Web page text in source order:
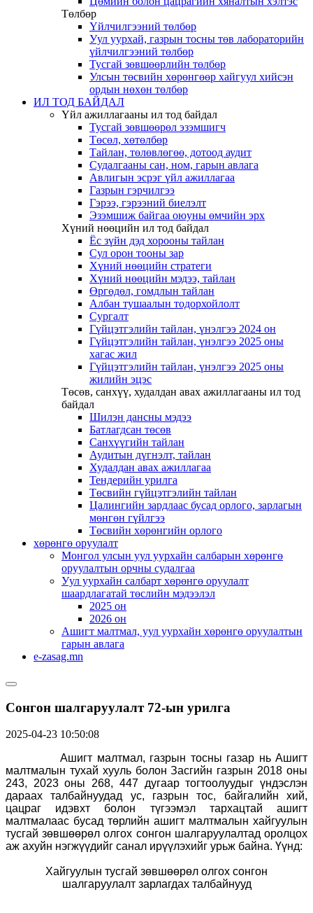
Төлбөр
Үйлчилгээний төлбөр
Уул уурхай, газрын тосны төв лабораторийн
үйлчилгээний төлбөр
Тусгай зөвшөөрлийн төлбөр
Улсын төсвийн хөрөнгөөр хайгуул хийсэн
ордын нөхөн төлбөр
ИЛ ТОД БАЙДАЛ
Үйл ажиллагааны ил тод байдал
Тусгай зөвшөөрөл эзэмшигч
Төсөл, хөтөлбөр
Тайлан, төлөвлөгөө, дотоод аудит
Судалгааны сан, ном, гарын авлага
Авлигын эсрэг үйл ажиллагаа
Газрын гэрчилгээ
Гэрээ, гэрээний биелэлт
Эзэмшиж байгаа оюуны өмчийн эрх
Хүний нөөцийн ил тод байдал
Ёс зүйн дэд хорооны тайлан
Сул орон тооны зар
Хүний нөөцийн стратеги
Хүний нөөцийн мэдээ, тайлан
Өргөдөл, гомдлын тайлан
Албан тушаалын тодорхойлолт
Сургалт
Гүйцэтгэлийн тайлан, үнэлгээ 2024 он
Гүйцэтгэлийн тайлан, үнэлгээ 2025 оны
хагас жил
Гүйцэтгэлийн тайлан, үнэлгээ 2025 оны
жилийн эцэс
Төсөв, санхүү, худалдан авах ажиллагааны ил тод
байдал
Шилэн дансны мэдээ
Батлагдсан төсөв
Санхүүгийн тайлан
Аудитын дүгнэлт, тайлан
Худалдан авах ажиллагаа
Тендерийн урилга
Төсвийн гүйцэтгэлийн тайлан
Цалингийн зардлаас бусад орлого, зарлагын
мөнгөн гүйлгээ
Төсвийн хөрөнгийн орлого
хөрөнгө оруулалт
Монгол улсын уул уурхайн салбарын хөрөнгө
оруулалтын орчны судалгаа
Уул уурхайн салбарт хөрөнгө оруулалт
шаардлагатай төслийн мэдээлэл
2025 он
2026 он
Ашигт малтмал, уул уурхайн хөрөнгө оруулалтын
гарын авлага
e-zasag.mn
Сонгон шалгаруулалт 72-ын урилга
2025-04-23 10:50:08
Ашигт малтмал, газрын тосны газар нь Ашигт
малтмалын тухай хууль болон Засгийн газрын 2018 оны
243, 2023оны 268, 447 дугаар тогтоолуудыг үндэслэн
дараах талбайнуудад ус, газрын тос, байгалийн хий,
цацраг идэвхт болон түгээмэл тархацтай ашигт
малтмалаас бусад төрлийн ашигт малтмалын хайгуулын
тусгай зөвшөөрөл олгох сонгон шалгаруулалтад оролцох
аж ахуйн нэгжүүдийг санал ирүүлэхийг урьж байна. Үүнд:
Хайгуулын тусгай зөвшөөрөл олгох сонгон
шалгаруулалт зарлагдах талбайнууд